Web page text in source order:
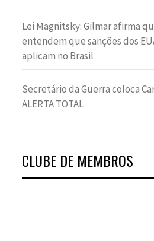
Lei Magnitsky: Gilmar afirma
entendem que sanções dos
aplicam no Brasil
Secretário da Guerra coloca
ALERTA TOTAL
CLUBE DE MEMBROS